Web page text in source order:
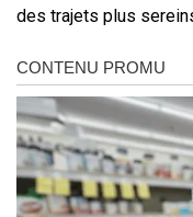
des trajets plus